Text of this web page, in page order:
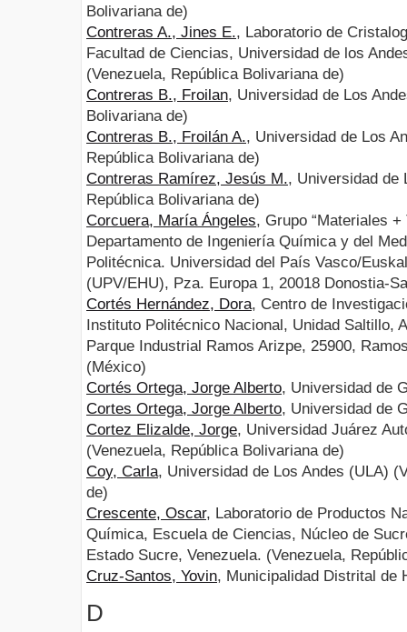
Bolivariana de)
Contreras A., Jines E., Laboratorio de
Facultad de Ciencias, Universidad de los
(Venezuela, República Bolivariana de)
Contreras B., Froilan, Universidad de Los
Bolivariana de)
Contreras B., Froilán A., Universidad de Los
República Bolivariana de)
Contreras Ramírez, Jesús M., Universidad de
República Bolivariana de)
Corcuera, María Ángeles, Grupo “Materiales
Departamento de Ingeniería Química y del
Politécnica. Universidad del País Vasco/
(UPV/EHU), Pza. Europa 1, 20018 Donostia-
Cortés Hernández, Dora, Centro de
Instituto Politécnico Nacional, Unidad Saltillo,
Parque Industrial Ramos Arizpe, 25900,
(México)
Cortés Ortega, Jorge Alberto, Universidad de
Cortes Ortega, Jorge Alberto, Universidad de
Cortez Elizalde, Jorge, Universidad Juárez
(Venezuela, República Bolivariana de)
Coy, Carla, Universidad de Los Andes (ULA)
de)
Crescente, Oscar, Laboratorio de Productos
Química, Escuela de Ciencias, Núcleo de
Estado Sucre, Venezuela. (Venezuela,
Cruz-Santos, Yovin, Municipalidad Distrital de
D